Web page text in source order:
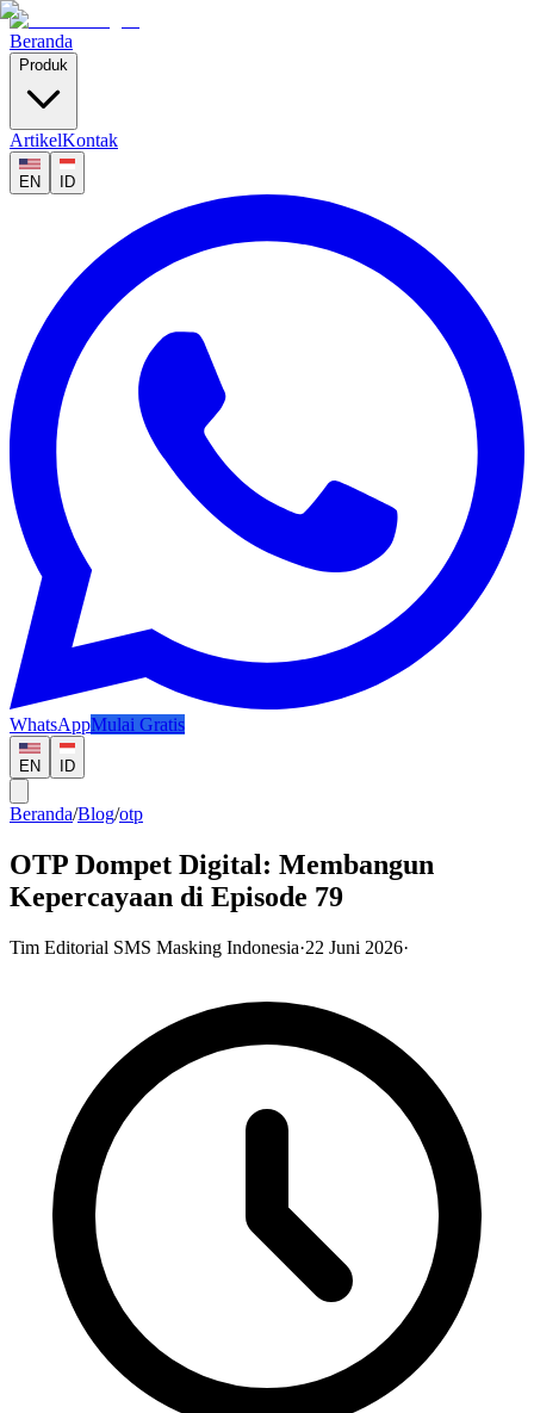
Beranda
Produk
ArtikelKontak
EN ID
WhatsAppMulai Gratis
EN ID
Beranda/Blog/otp
OTP Dompet Digital: Membangun
Kepercayaan di Episode 79
Tim Editorial SMS Masking Indonesia·22 Juni 2026·